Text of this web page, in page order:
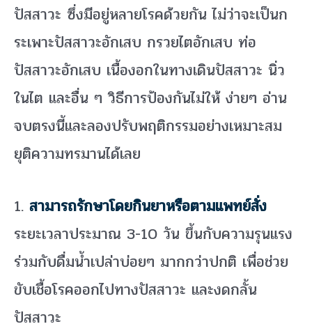
ปัสสาวะ ซึ่งมีอยู่หลายโรคด้วยกัน ไม่ว่าจะเป็นก
ระเพาะปัสสาวะอักเสบ กรวยไตอักเสบ ท่อ
ปัสสาวะอักเสบ เนื้องอกในทางเดินปัสสาวะ นิ่ว
ในไต และอื่น ๆ วิธีการป้องกันไม่ให้ ง่ายๆ อ่าน
จบตรงนี้และลองปรับพฤติกรรมอย่างเหมาะสม
ยุติความทรมานได้เลย
1. สามารถรักษาโดยกินยาหรือตามแพทย์สั่ง
ระยะเวลาประมาณ 3-10 วัน ขึ้นกับความรุนแรง
ร่วมกับดื่มน้ำเปล่าบ่อยๆ มากกว่าปกติ เพื่อช่วย
ขับเชื้อโรคออกไปทางปัสสาวะ และงดกลั้น
ปัสสาวะ